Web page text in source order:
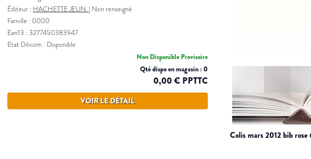
Éditeur : HACHETTE JEUN. | Non renseigné
Famille : 0000
Ean13 : 3277450383947
Etat Dilicom : Disponible
Non Disponible Provisoire
Qté dispo en magasin : 0
0,00 € PPTTC
VOIR LE DÉTAIL
colis mars 2012 bib